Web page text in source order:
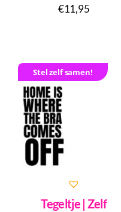
€11,95
Stel zelf samen!
Tegeltje | Zelf